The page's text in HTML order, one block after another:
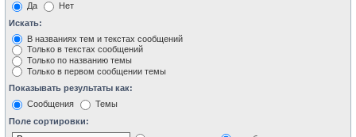
Да
Нет
Искать:
В названиях тем и текстах сообщений
Только в текстах сообщений
Только по названию темы
Только в первом сообщении темы
Показывать результаты как:
Сообщения
Темы
Поле сортировки: